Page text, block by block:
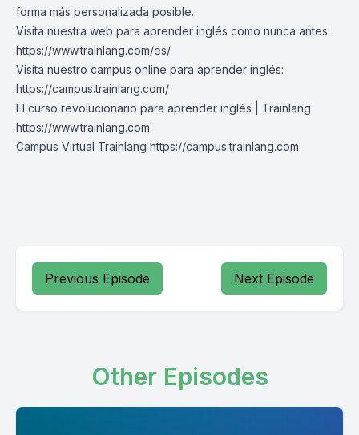
forma más personalizada posible.
Visita nuestra web para aprender inglés como nunca antes:
https://www.trainlang.com/es/
Visita nuestro campus online para aprender inglés:
https://campus.trainlang.com/
El curso revolucionario para aprender inglés | Trainlang
https://www.trainlang.com
Campus Virtual Trainlang https://campus.trainlang.com
Previous Episode Next Episode
Other Episodes